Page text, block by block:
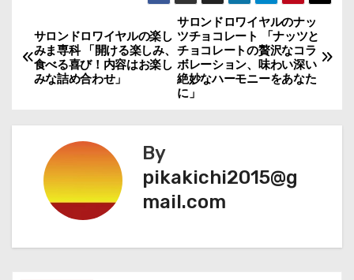
投
稿
ビ
ゲ
ー
サロンドロワイヤルのナッ
ツチョコレート 「ナッツと
チョコレートの贅沢なコラ
ボレーション、味わい深い
絶妙なハーモニーをあなた
に」
サロンドロワイヤルの楽し
みま専科 「開ける楽しみ、
食べる喜び！内容はお楽し
みな詰め合わせ」
By
pikakichi2015@g
mail.com